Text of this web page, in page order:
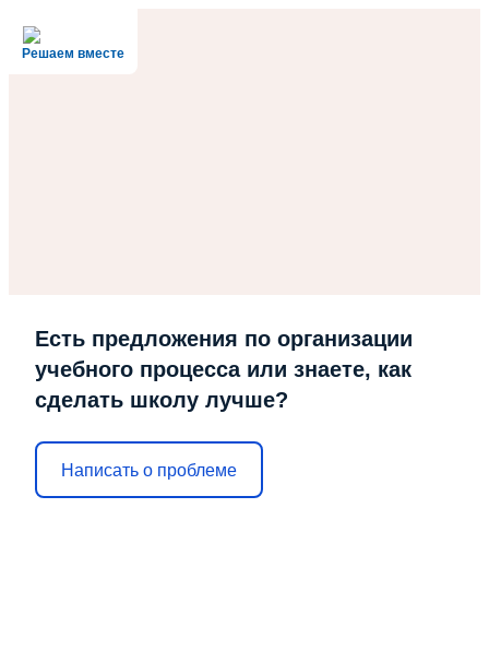
Решаем вместе
Есть предложения по организации
учебного процесса или знаете, как
сделать школу лучше?
Написать о проблеме